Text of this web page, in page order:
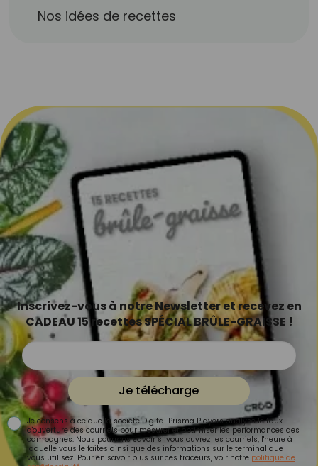
Nos idées de recettes
Inscrivez-vous à notre Newsletter et recevez en
CADEAU 15 recettes SPÉCIAL BRÛLE-GRAISSE !
Je télécharge
Je consens à ce que la société Digital Prisma Players analyse le taux
d'ouverture des courriels pour mesurer et optimiser les performances des
campagnes. Nous pourrons savoir si vous ouvrez les courriels, l'heure à
laquelle vous le faites ainsi que des informations sur le terminal que
vous utilisez. Pour en savoir plus sur ces traceurs, voir notre politique de